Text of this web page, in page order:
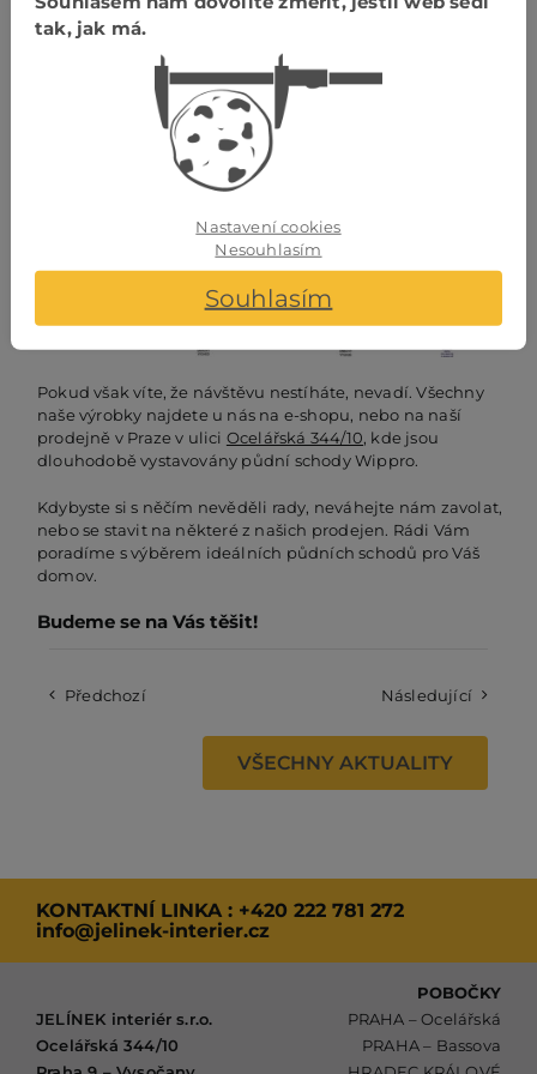
Letňany
Pokud však víte, že návštěvu nestíháte, nevadí. Všechny
naše výrobky najdete u nás na e-shopu, nebo na naší
prodejně v Praze v ulici Ocelářská 344/10, kde jsou
dlouhodobě vystavovány půdní schody Wippro.
Kdybyste si s něčím nevěděli rady, neváhejte nám zavolat,
nebo se stavit na některé z našich prodejen. Rádi Vám
poradíme s výběrem ideálních půdních schodů pro Váš
domov.
Budeme se na Vás těšit!
Předchozí Následující
VŠECHNY AKTUALITY
KONTAKTNÍ LINKA : +420 222 781 272
info@jelinek-interier.cz
JELÍNEK interiér s.r.o.
Ocelářská 344/10
POBOČKY
PRAHA – Ocelářská
PRAHA – Bassova
tak, jak má.
Nastavení cookies
Nesouhlasím
Souhlasím